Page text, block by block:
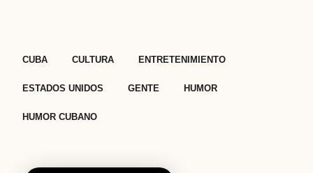
CUBA CULTURA ENTRETENIMIENTO
ESTADOS UNIDOS GENTE HUMOR
HUMOR CUBANO